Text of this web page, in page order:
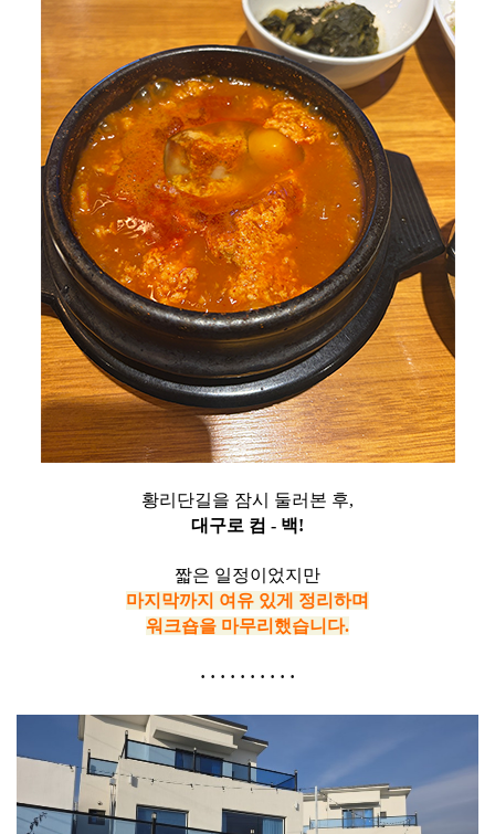
황리단길을 잠시 둘러본 후,
대구로 컴 - 백!
짧은 일정이었지만
마지막까지 여유 있게 정리하며
워크숍을 마무리했습니다.
· · · · · · · · · ·